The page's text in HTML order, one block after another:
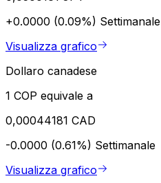
+0.0000 (0.09%) Settimanale
Visualizza grafico
Dollaro canadese
1 COP equivale a
0,00044181 CAD
-0.0000 (0.61%) Settimanale
Visualizza grafico